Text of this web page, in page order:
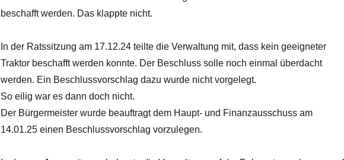
beschafft werden. Das klappte nicht.
In der Ratssitzung am 17.12.24 teilte die Verwaltung mit, dass kein geeigneter
Traktor beschafft werden konnte. Der Beschluss solle noch einmal überdacht
werden. Ein Beschlussvorschlag dazu wurde nicht vorgelegt.
So eilig war es dann doch nicht.
Der Bürgermeister wurde beauftragt dem Haupt- und Finanzausschuss am
14.01.25 einen Beschlussvorschlag vorzulegen.